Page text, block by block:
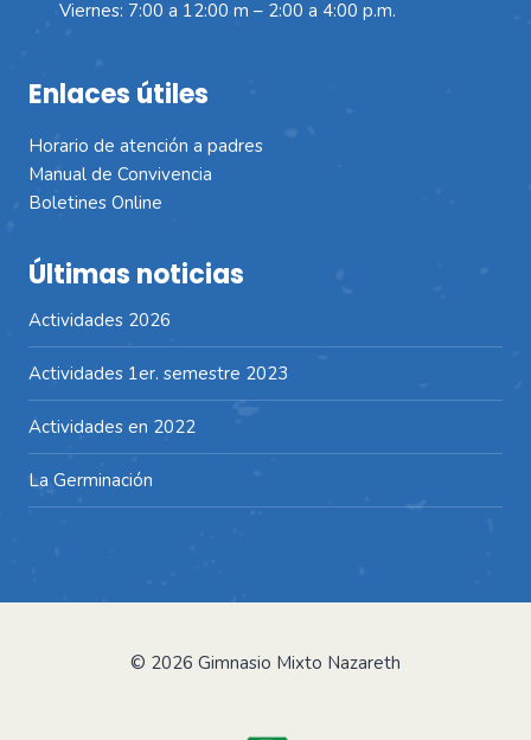
Viernes: 7:00 a 12:00 m – 2:00 a 4:00 p.m.
Enlaces útiles
Horario de atención a padres
Manual de Convivencia
Boletines Online
Últimas noticias
Actividades 2026
Actividades 1er. semestre 2023
Actividades en 2022
La Germinación
© 2026 Gimnasio Mixto Nazareth